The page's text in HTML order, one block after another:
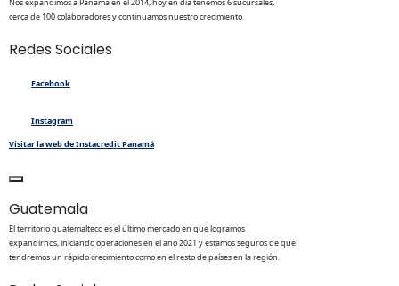
Nos expandimos a Panamá en el 2014, hoy en día tenemos 6 sucursales,
cerca de 100 colaboradores y continuamos nuestro crecimiento.
Redes Sociales
Facebook
Instagram
Visitar la web de Instacredit Panamá
Guatemala
El territorio guatemalteco es el último mercado en que logramos
expandirnos, iniciando operaciones en el año 2021 y estamos seguros de que
tendremos un rápido crecimiento como en el resto de países en la región.